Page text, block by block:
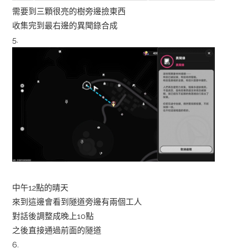
需要到三顆很亮的樹旁邊撿東西
收集完到最右邊的異聞錄合成
5.
中午12點的晴天
來到這邊會看到隧道旁邊有兩個工人
對話後調整成晚上10點
之後直接通過前面的隧道
6.